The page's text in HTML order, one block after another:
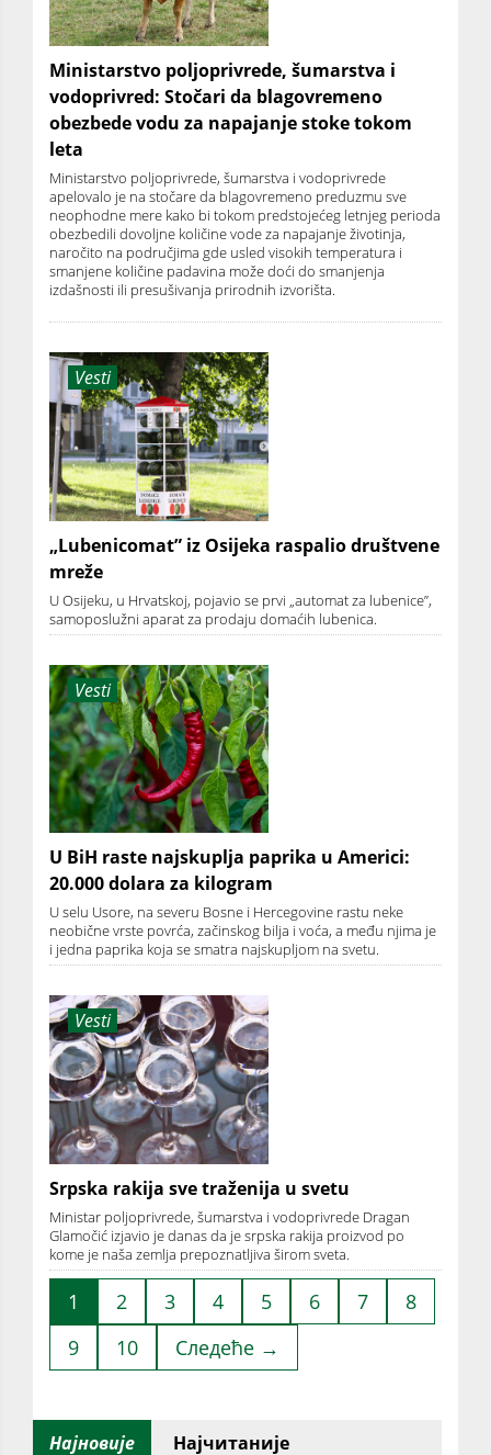
Ministarstvo poljoprivrede, šumarstva i
vodoprivred: Stočari da blagovremeno
obezbede vodu za napajanje stoke tokom
leta
Ministarstvo poljoprivrede, šumarstva i vodoprivrede
apelovalo je na stočare da blagovremeno preduzmu sve
neophodne mere kako bi tokom predstojećeg letnjeg perioda
obezbedili dovoljne količine vode za napajanje životinja,
naročito na područjima gde usled visokih temperatura i
smanjene količine padavina može doći do smanjenja
izdašnosti ili presušivanja prirodnih izvorišta.
Vesti
„Lubenicomat” iz Osijeka raspalio društvene
mreže
U Osijeku, u Hrvatskoj, pojavio se prvi „automat za lubenice”,
samoposlužni aparat za prodaju domaćih lubenica.
Vesti
U BiH raste najskuplja paprika u Americi:
20.000 dolara za kilogram
U selu Usore, na severu Bosne i Hercegovine rastu neke
neobične vrste povrća, začinskog bilja i voća, a među njima je
i jedna paprika koja se smatra najskupljom na svetu.
Vesti
Srpska rakija sve traženija u svetu
Ministar poljoprivrede, šumarstva i vodoprivrede Dragan
Glamočić izjavio je danas da je srpska rakija proizvod po
kome je naša zemlja prepoznatljiva širom sveta.
1 2 3 4 5 6 7
8
9
10 Следеће →
Најновије Најчитаније